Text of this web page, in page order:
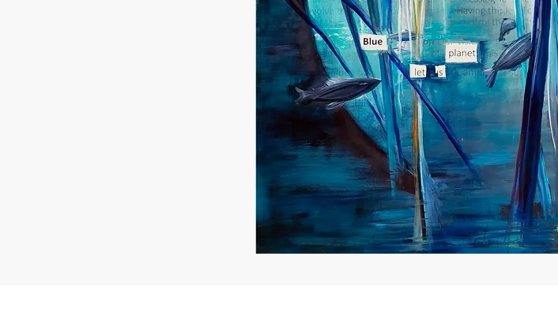
Europe
Mowi Belgium (FR)
Mowi Belgium (NL)
Mowi Czechia (CZ)
Mowi Czechia (EN)
Mowi Faroe Islands
Mowi France
Mowi Germany
Mowi Ireland
Mowi Italy
Mowi Netherlands
Americas
Mowi Canada East
Continue